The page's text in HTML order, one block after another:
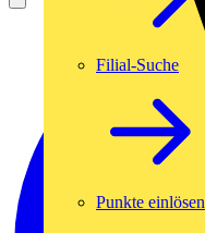
Filial-Suche
Punkte einlösen